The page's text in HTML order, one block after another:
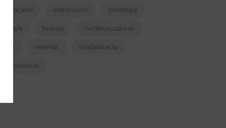
destacado distribucion estrategia
google hoteles metabuscadores
OTA reservas vendadirecta
ventadirecta